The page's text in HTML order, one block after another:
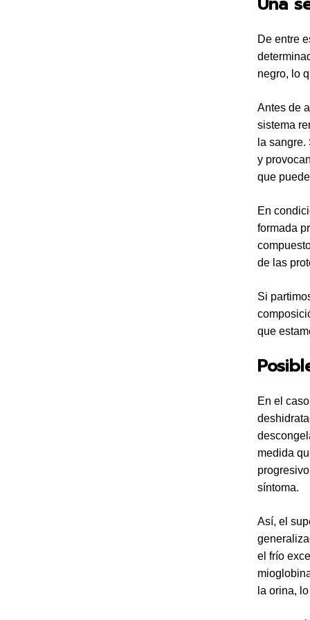
De entre
negro, lo
Antes de
sistema
la
y
que
En
formada
de las
Si
que
En el
medida
síntoma.
Así, el
el frío
la orina,